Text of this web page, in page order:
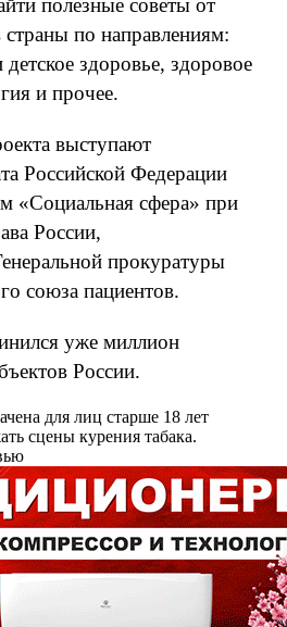
полезные советы от
по направлениям:
здоровье, здоровое
и прочее.
выступают
Российской Федерации
«Социальная сфера» при
России,
прокуратуры
союза пациентов.
уже миллион
России.
для лиц старше 18 лет
сцены курения табака.